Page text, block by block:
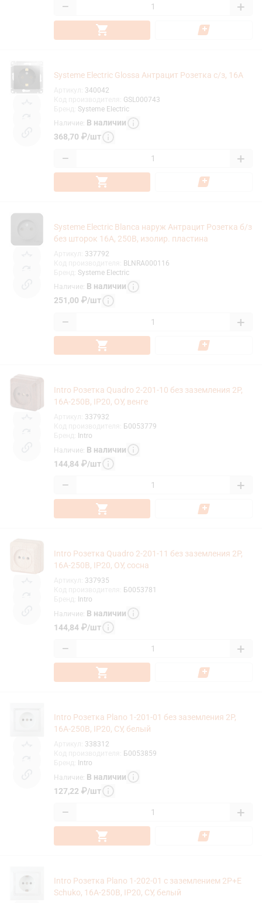
− +
Systeme Electric Glossa Антрацит Розетка с/з, 16А
340042
GSL000743
Systeme Electric
Наличие: В наличии
368,70 ₽/шт
− +
Systeme Electric Blanca наруж Антрацит Розетка б/з
без шторок 16А, 250В, изолир. пластина
337792
BLNRA000116
Systeme Electric
Наличие: В наличии
251,00 ₽/шт
− +
Intro Розетка Quadro 2-201-10 без заземления 2P,
16А-250В, IP20, ОУ, венге
337932
Б0053779
Intro
Наличие: В наличии
144,84 ₽/шт
− +
Intro Розетка Quadro 2-201-11 без заземления 2P,
16А-250В, IP20, ОУ, сосна
337935
Б0053781
Intro
Наличие: В наличии
144,84 ₽/шт
− +
Intro Розетка Plano 1-201-01 без заземления 2P,
16А-250В, IP20, СУ, белый
338312
Б0053859
Intro
Наличие: В наличии
127,22 ₽/шт
− +
Intro Розетка Plano 1-202-01 с заземлением 2P+E
Schuko, 16А-250В, IP20, СУ, белый